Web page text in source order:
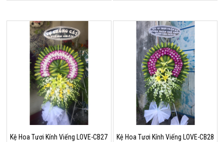
Kệ Hoa Tươi Kính Viếng LOVE-CB27 Kệ Hoa Tươi Kính Viếng LOVE-CB28